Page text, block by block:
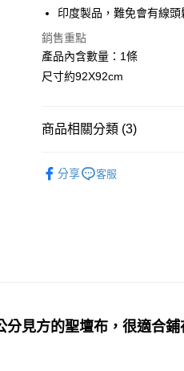
Apple Pay
街口支付
悠遊付
印度製品，難免會有線
銷售重點
產品內含數量：1條
尺寸約92X92cm
商品相關分類 (3)
分享 客服
見方的聖壇布，很適合